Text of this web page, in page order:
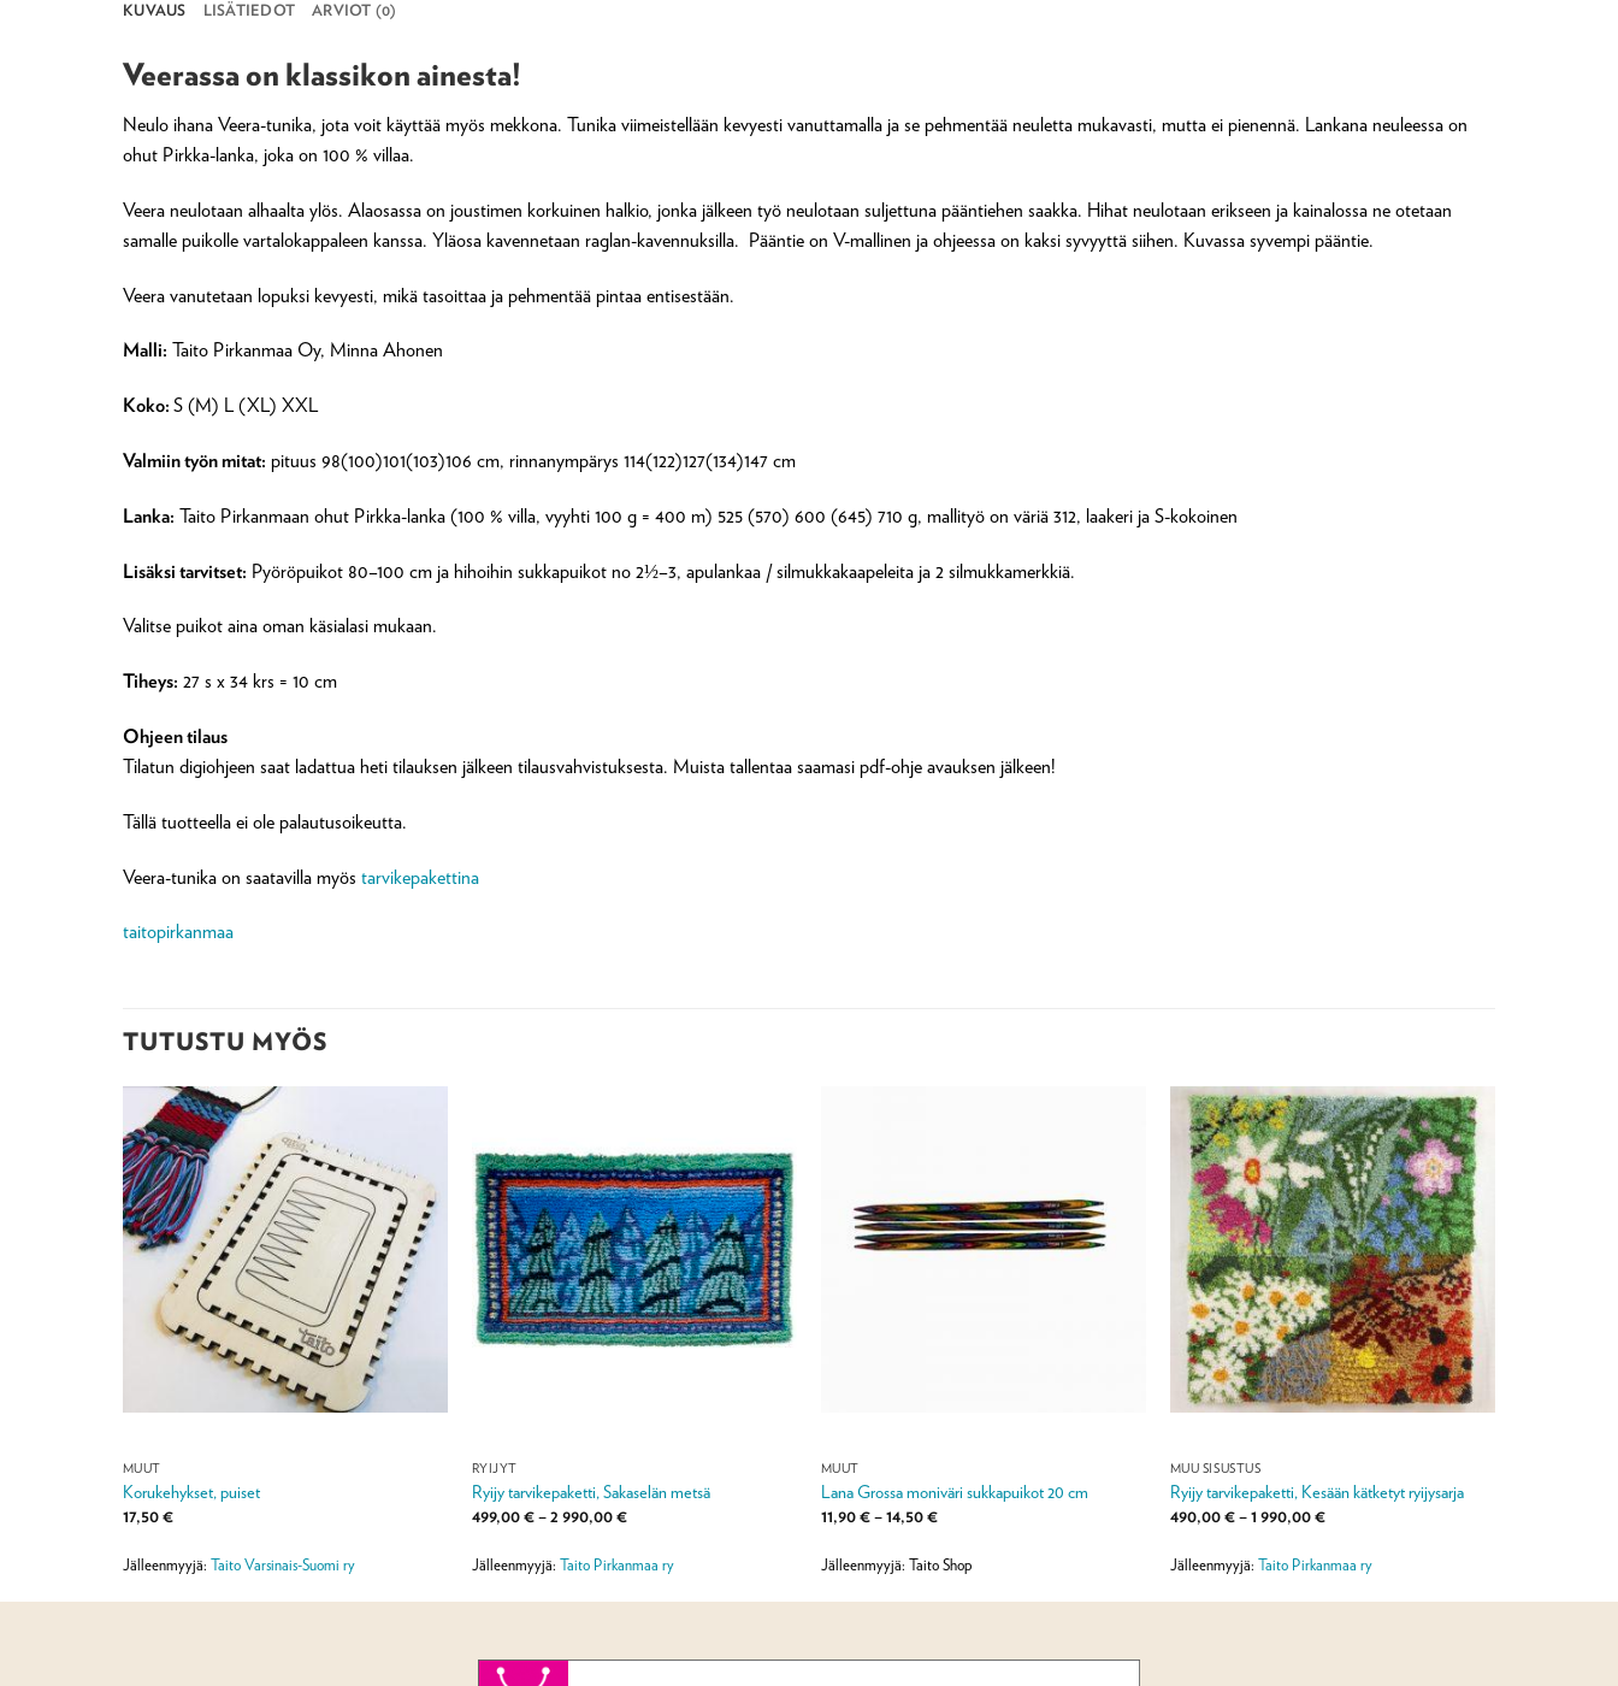
KUVAUS LISÄTIEDOT ARVIOT (0)
Veerassa on klassikon ainesta!
Neulo ihana Veera-tunika, jota voit käyttää myös mekkona. Tunika viimeistellään kevyesti vanuttamalla ja se pehmentää neuletta mukavasti, mutta ei pienennä. Lankana neuleessa on
ohut Pirkka-lanka, joka on 100 % villaa.
Veera neulotaan alhaalta ylös. Alaosassa on joustimen korkuinen halkio, jonka jälkeen työ neulotaan suljettuna pääntiehen saakka. Hihat neulotaan erikseen ja kainalossa ne otetaan
samalle puikolle vartalokappaleen kanssa. Yläosa kavennetaan raglan-kavennuksilla. Pääntie on V-mallinen ja ohjeessa on kaksi syvyyttä siihen. Kuvassa syvempi pääntie.
Veera vanutetaan lopuksi kevyesti, mikä tasoittaa ja pehmentää pintaa entisestään.
Malli: Taito Pirkanmaa Oy, Minna Ahonen
Koko: S (M) L (XL) XXL
Valmiin työn mitat: pituus 98(100)101(103)106 cm, rinnanympärys 114(122)127(134)147 cm
Lanka: Taito Pirkanmaan ohut Pirkka-lanka (100 % villa, vyyhti 100 g = 400 m) 525 (570) 600 (645) 710 g, mallityö on väriä 312, laakeri ja S-kokoinen
Lisäksi tarvitset: Pyöröpuikot 80–100 cm ja hihoihin sukkapuikot no 2½–3, apulankaa / silmukkakaapeleita ja 2 silmukkamerkkiä.
Valitse puikot aina oman käsialasi mukaan.
Tiheys: 27 s x 34 krs = 10 cm
Ohjeen tilaus
Tilatun digiohjeen saat ladattua heti tilauksen jälkeen tilausvahvistuksesta. Muista tallentaa saamasi pdf-ohje avauksen jälkeen!
Tällä tuotteella ei ole palautusoikeutta.
Veera-tunika on saatavilla myös tarvikepakettina
taitopirkanmaa
TUTUSTU MYÖS
MUUT
Korukehykset, puiset
17,50€
Jälleenmyyjä: Taito Varsinais-Suomi ry
RYIJYT
Ryijy tarvikepaketti, Sakaselän metsä
499,00€–2 990,00€Hintaluokka:
2
Jälleenmyyjä: Taito Pirkanmaa ry
MUUT
Lana Grossa moniväri sukkapuikot 20 cm
11,90€–14,50€Hintaluokka:
14,50 €
Jälleenmyyjä: Taito Shop
MUU SISUSTUS
Ryijy tarvikepaketti, Kesään kätketyt ryijysarja
490,00€–1 990,00€Hintaluokka:
1
Jälleenmyyjä: Taito Pirkanmaa ry